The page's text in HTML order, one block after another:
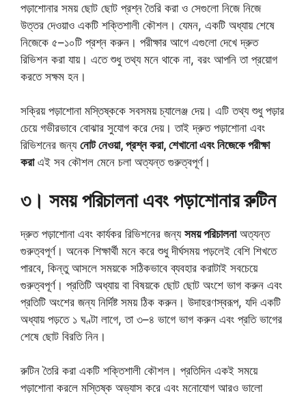
পড়াশোনার সময় ছোট ছোট প্রশ্ন তৈরি করা ও সেগুলো নিজে নিজে
উত্তর দেওয়াও একটি শক্তিশালী কৌশল। যেমন, একটি অধ্যায় শেষে
নিজেকে ৫–১০টি প্রশ্ন করুন। পরীক্ষার আগে এগুলো দেখে দ্রুত
রিভিশন করা যায়। এতে শুধু তথ্য মনে থাকে না, বরং আপনি তা প্রয়োগ
করতে সক্ষম হন।
সক্রিয় পড়াশোনা মস্তিষ্ককে সবসময় চ্যালেঞ্জ দেয়। এটি তথ্য শুধু পড়ার
চেয়ে গভীরভাবে বোঝার সুযোগ করে দেয়। তাই দ্রুত পড়াশোনা এবং
রিভিশনের জন্য নোট নেওয়া, প্রশ্ন করা, শেখানো এবং নিজেকে পরীক্ষা
করাএই সব কৌশল মেনে চলা অত্যন্ত গুরুত্বপূর্ণ।
৩। সময় পরিচালনা এবং পড়াশোনার রুটিন
দ্রুত পড়াশোনা এবং কার্যকর রিভিশনের জন্য সময় পরিচালনাঅত্যন্ত
গুরুত্বপূর্ণ। অনেক শিক্ষার্থী মনে করে শুধু দীর্ঘসময় পড়লেই বেশি শিখতে
পারবে, কিন্তু আসলে সময়কে সঠিকভাবে ব্যবহার করাটাই সবচেয়ে
গুরুত্বপূর্ণ। প্রতিটি অধ্যায় বা বিষয়কে ছোট ছোট অংশে ভাগ করুন এবং
প্রতিটি অংশের জন্য নির্দিষ্ট সময় ঠিক করুন। উদাহরণস্বরূপ, যদি একটি
অধ্যায় পড়তে ১ ঘণ্টা লাগে, তা ৩–৪ ভাগে ভাগ করুন এবং প্রতি ভাগের
শেষে ছোট বিরতি নিন।
রুটিন তৈরি করা একটি শক্তিশালী কৌশল। প্রতিদিন একই সময়ে
পড়াশোনা করলে মস্তিষ্ক অভ্যাস করে এবং মনোযোগ আরও ভালো